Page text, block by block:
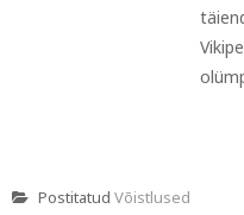
Postitatud Võistlused